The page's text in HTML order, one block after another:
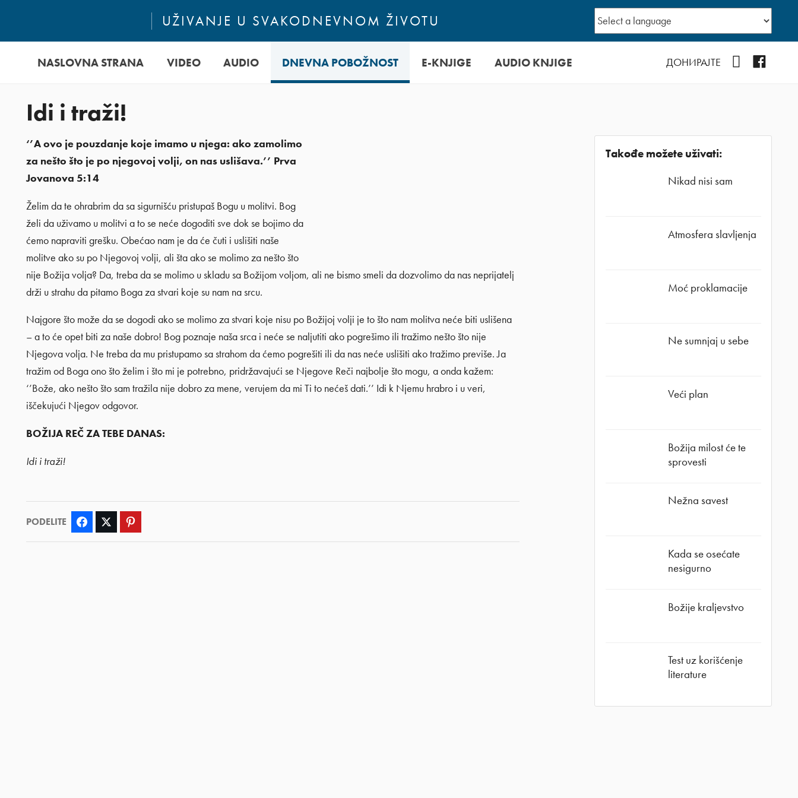
UŽIVANJE U SVAKODNEVNOM ŽIVOTU
NASLOVNA STRANA VIDEO AUDIO DNEVNA POBOŽNOST E-KNJIGE AUDIO KNJIGE ДОНИРАЈТЕ YouTube
Idi i traži!
‘’A ovo je pouzdanje koje imamo u njega: ako zamolimo
za nešto što je po njegovoj volji, on nas uslišava.’’ Prva
Jovanova 5:14
Želim da te ohrabrim da sa sigurnišću pristupaš Bogu u molitvi. Bog
želi da uživamo u molitvi a to se neće dogoditi sve dok se bojimo da
ćemo napraviti grešku. Obećao nam je da će čuti i uslišiti naše
molitve ako su po Njegovoj volji, ali šta ako se molimo za nešto što
nije Božija volja? Da, treba da se molimo u skladu sa Božijom voljom, ali ne bismo smeli da dozvolimo da nas neprijatelj
drži u strahu da pitamo Boga za stvari koje su nam na srcu.
Najgore što može da se dogodi ako se molimo za stvari koje nisu po Božijoj volji je to što nam molitva neće biti uslišena
– a to će opet biti za naše dobro! Bog poznaje naša srca i neće se naljutiti ako pogrešimo ili tražimo nešto što nije
Njegova volja. Ne treba da mu pristupamo sa strahom da ćemo pogrešiti ili da nas neće uslišiti ako tražimo previše. Ja
tražim od Boga ono što želim i što mi je potrebno, pridržavajući se Njegove Reči najbolje što mogu, a onda kažem:
‘’Bože, ako nešto što sam tražila nije dobro za mene, verujem da mi Ti to nećeš dati.’’ Idi k Njemu hrabro i u veri,
iščekujući Njegov odgovor.
BOŽIJA REČ ZA TEBE DANAS:
Idi i traži!
PODELITE Facebook Twitter
Takođe možete uživati:
Nikad nisi sam
Atmosfera slavljenja
Moć proklamacije
Ne sumnjaj u sebe
Veći plan
Božija milost će te
sprovesti
Nežna savest
Kada se osećate
nesigurno
Božije kraljevstvo
Test uz korišćenje
literature